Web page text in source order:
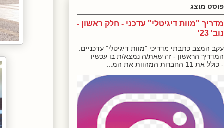
פוסט מוצג
מדריך "מוות דיגיטלי" עדכני - חלק ראשון -
נוב' 23'
עקב המצב כתבתי מדריכי "מוות דיגיטלי" עדכניים.
המדריך הראשון - זה שאת/ה נמצא/ת בו עכשיו
- כולל את 11 החברות המהוות את המ...